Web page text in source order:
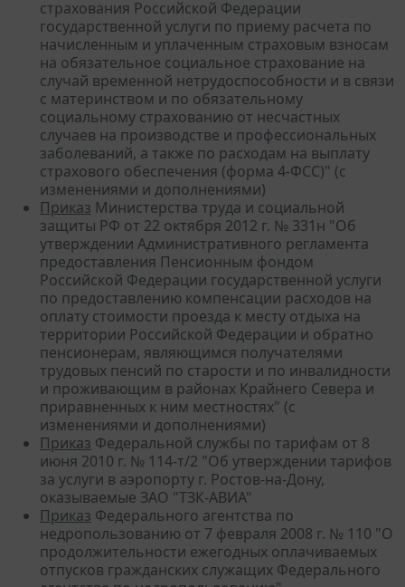
страхования Российской Федерации
государственной услуги по приему расчета по
начисленным и уплаченным страховым взносам
на обязательное социальное страхование на
случай временной нетрудоспособности и в связи
с материнством и по обязательному
социальному страхованию от несчастных
случаев на производстве и профессиональных
заболеваний, а также по расходам на выплату
страхового обеспечения (форма 4-ФСС)" (с
изменениями и дополнениями)
Приказ Министерства труда и социальной
защиты РФ от 22 октября 2012 г. № 331н "Об
утверждении Административного регламента
предоставления Пенсионным фондом
Российской Федерации государственной услуги
по предоставлению компенсации расходов на
оплату стоимости проезда к месту отдыха на
территории Российской Федерации и обратно
пенсионерам, являющимся получателями
трудовых пенсий по старости и по инвалидности
и проживающим в районах Крайнего Севера и
приравненных к ним местностях" (с
изменениями и дополнениями)
Приказ Федеральной службы по тарифам от 8
июня 2010 г. № 114-т/2 "Об утверждении тарифов
за услуги в аэропорту г. Ростов-на-Дону,
оказываемые ЗАО "ТЗК-АВИА"
Приказ Федерального агентства по
недропользованию от 7 февраля 2008 г. № 110 "О
продолжительности ежегодных оплачиваемых
отпусков гражданских служащих Федерального